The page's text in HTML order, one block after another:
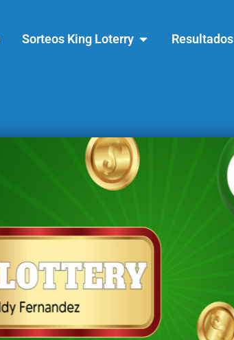
Sorteos King Loterry Resultados